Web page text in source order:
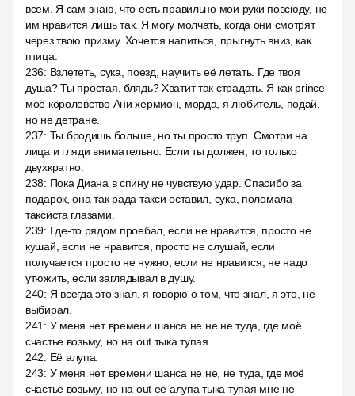
всем. Я сам знаю, что есть правильно мои руки повсюду, но
им нравится лишь так. Я могу молчать, когда они смотрят
через твою призму. Хочется напиться, прыгнуть вниз, как
птица.
236: Взлететь, сука, поезд, научить её летать. Где твоя
душа? Ты простая, блядь? Хватит так страдать. Я как prince
моё королевство Ани хермион, морда, я любитель, подай,
но не детране.
237: Ты бродишь больше, но ты просто труп. Смотри на
лица и гляди внимательно. Если ты должен, то только
двухкратно.
238: Пока Диана в спину не чувствую удар. Спасибо за
подарок, она так рада такси оставил, сука, поломала
таксиста глазами.
239: Где-то рядом проебал, если не нравится, просто не
кушай, если не нравится, просто не слушай, если
получается просто не нужно, если не нравится, не надо
утюжить, если заглядывал в душу.
240: Я всегда это знал, я говорю о том, что знал, я это, не
выбирал.
241 : У меня нет времени шанса не не не туда, где моё
счастье возьму, но на out тыка тупая.
242: Её алупа.
243: У меня нет времени шанса не не, не туда, где моё
счастье возьму, но на out её алупа тыка тупая мне не